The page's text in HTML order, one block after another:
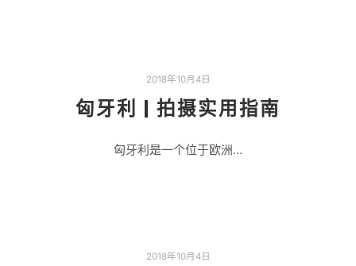
2018年10月4日
匈牙利 | 拍摄实用指南
匈牙利是一个位于欧洲…
2018年10月4日